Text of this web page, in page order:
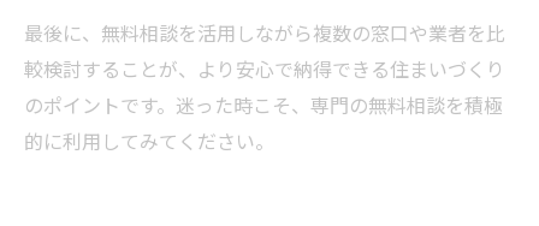
最後に、無料相談を活用しながら複数の窓口や業者を比
較検討することが、より安心で納得できる住まいづくり
のポイントです。迷った時こそ、専門の無料相談を積極
的に利用してみてください。